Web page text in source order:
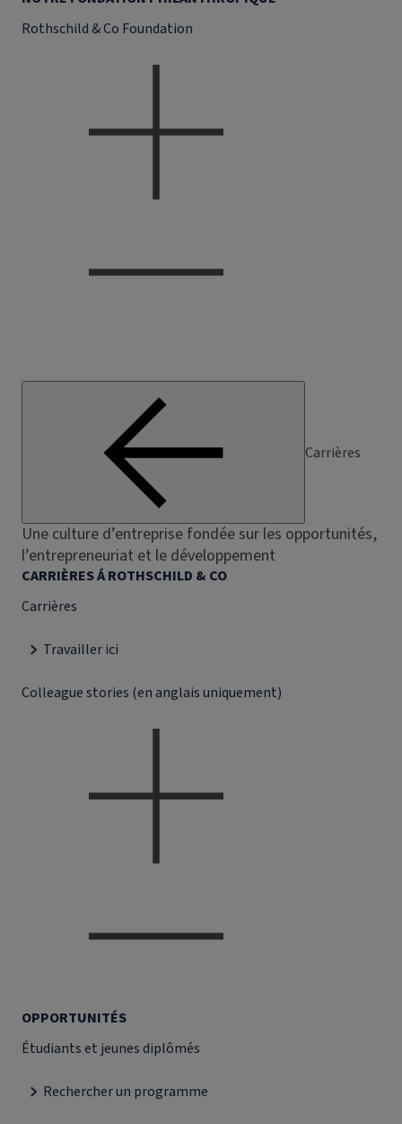
Rothschild & Co Foundation
Carrières
Une culture d’entreprise fondée sur les opportunités,
l’entrepreneuriat et le développement
CARRIÈRES Á ROTHSCHILD & CO
Carrières
Travailler ici
Colleague stories (en anglais uniquement)
OPPORTUNITÉS
Étudiants et jeunes diplômés
Rechercher un programme